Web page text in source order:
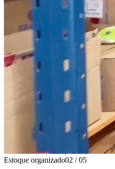
Estoque organizado02 / 05